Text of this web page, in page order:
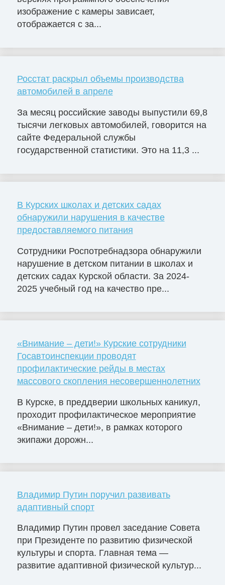
изображение с камеры зависает,
отображается с за...
Росстат раскрыл объемы производства
автомобилей в апреле
За месяц российские заводы выпустили 69,8
тысячи легковых автомобилей, говорится на
сайте Федеральной службы
государственной статистики. Это на 11,3 ...
В Курских школах и детских садах
обнаружили нарушения в качестве
предоставляемого питания
Сотрудники Роспотребнадзора обнаружили
нарушение в детском питании в школах и
детских садах Курской области. За 2024-
2025 учебный год на качество пре...
«Внимание – дети!» Курские сотрудники
Госавтоинспекции проводят
профилактические рейды в местах
массового скопления несовершеннолетних
В Курске, в преддверии школьных каникул,
проходит профилактическое мероприятие
«Внимание – дети!», в рамках которого
экипажи дорожн...
Владимир Путин поручил развивать
адаптивный спорт
Владимир Путин провел заседание Совета
при Президенте по развитию физической
культуры и спорта. Главная тема —
развитие адаптивной физической культур...